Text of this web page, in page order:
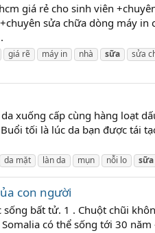
giá rẻ cho sinh viên
sửa chữa dòng máy in
giá rẽ máy in nhà sữa sửa
xuống cấp cùng hàng loạt
tối là lúc da bạn được tái
da mặt làn da mụn nỗi lo sữa
con người
bất tử. 1 . Chuột chũi
có thể sống tới 30